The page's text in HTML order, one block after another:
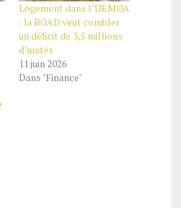
Logement dans l’UEMOA
: la BOAD veut combler
un déficit de 3,5 millions
d’unités
11 juin 2026
Dans "Finance"